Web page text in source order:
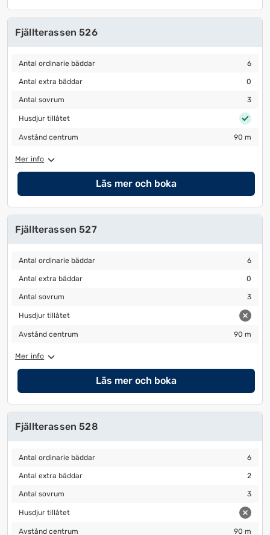
Fjällterassen 526
Antal ordinarie bäddar
Antal ordinarie bäddar 6
Antal extra bäddar
Antal extra bäddar 0
Antal sovrum
Antal sovrum 3
Husdjur tillåtet
Husdjur tillåtet
Avstånd centrum
Avstånd centrum 90 m
Mer info
Läs mer och boka
Fjällterassen 527
Antal ordinarie bäddar
Antal ordinarie bäddar 6
Antal extra bäddar
Antal extra bäddar 0
Antal sovrum
Antal sovrum 3
Husdjur tillåtet
Husdjur tillåtet
Avstånd centrum
Avstånd centrum 90 m
Mer info
Läs mer och boka
Fjällterassen 528
Antal ordinarie bäddar
Antal ordinarie bäddar 6
Antal extra bäddar
Antal extra bäddar 2
Antal sovrum
Antal sovrum 3
Husdjur tillåtet
Husdjur tillåtet
Avstånd centrum
Avstånd centrum 90 m